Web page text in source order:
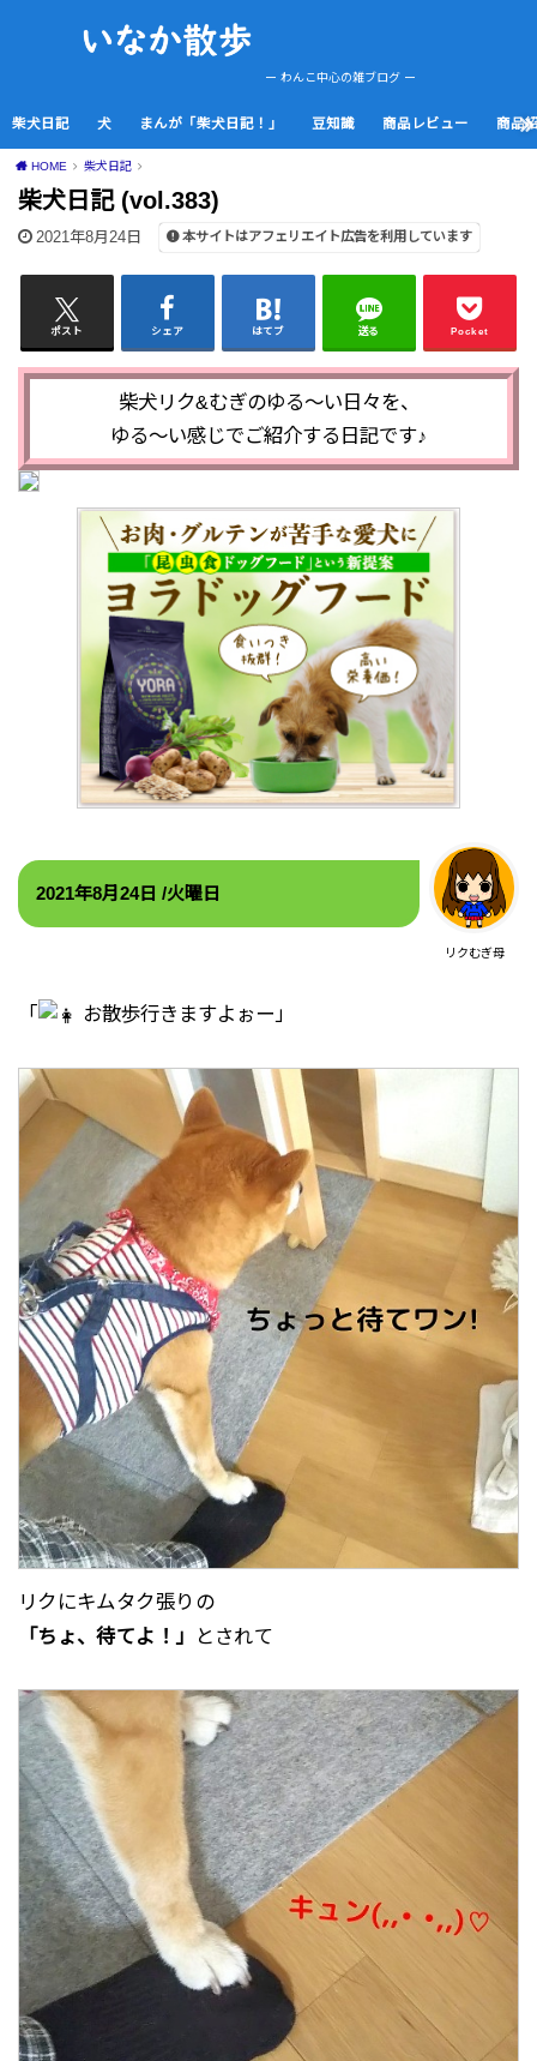
ー わんこ中心の雑ブログ ー
柴犬日記 犬 まんが「柴犬日記！」 豆知識 商品レビュー 商品
HOME 柴犬日記
柴犬日記 (vol.383)
2021年8月24日 本サイトはアフェリエイト広告を利用しています
ポスト シェア はてブ 送る Pocket
柴犬リク&むぎのゆる～い日々を、
ゆる～い感じでご紹介する日記です♪
リクむぎ母
2021年8月24日 /火曜日
「 お散歩行きますよぉー」
リクにキムタク張りの
「ちょ、待てよ！」
とされて